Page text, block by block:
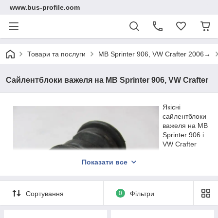
www.bus-profile.com
Товари та послуги MB Sprinter 906, VW Crafter 2006→
Сайлентблоки важеля на MB Sprinter 906, VW Crafter
Якісні
сайлентблоки
важеля на MB
Sprinter 906 і
VW Crafter
Виробники
Показати все
Сортування 0 Фільтри